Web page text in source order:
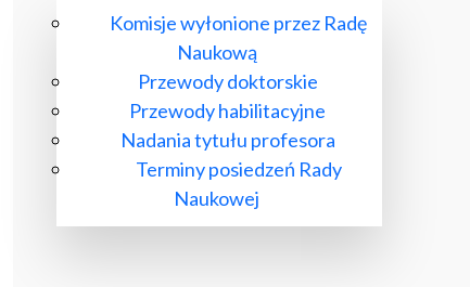
Komisje wyłonione przez Radę
Naukową
Przewody doktorskie
Przewody habilitacyjne
Nadania tytułu profesora
Terminy posiedzeń Rady
Naukowej